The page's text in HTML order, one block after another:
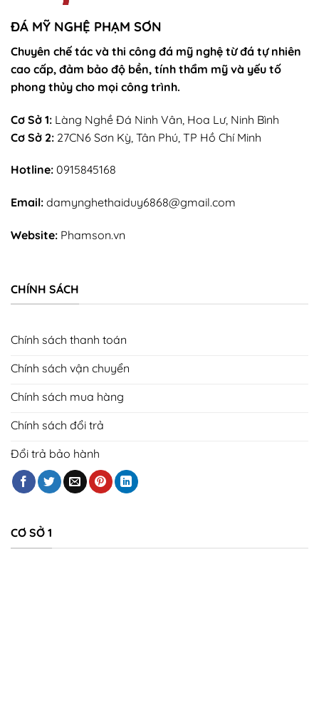
ĐÁ MỸ NGHỆ PHẠM SƠN
Chuyên chế tác và thi công đá mỹ nghệ từ đá tự nhiên
cao cấp, đảm bảo độ bền, tính thẩm mỹ và yếu tố
phong thủy cho mọi công trình.
Cơ Sở 1: Làng Nghề Đá Ninh Vân, Hoa Lư, Ninh Bình
Cơ Sở 2: 27CN6 Sơn Kỳ, Tân Phú, TP Hồ Chí Minh
Hotline: 0915845168
Email: damynghethaiduy6868@gmail.com
Website: Phamson.vn
CHÍNH SÁCH
Chính sách thanh toán
Chính sách vận chuyển
Chính sách mua hàng
Chính sách đổi trả
Đổi trả bảo hành
CƠ SỞ 1